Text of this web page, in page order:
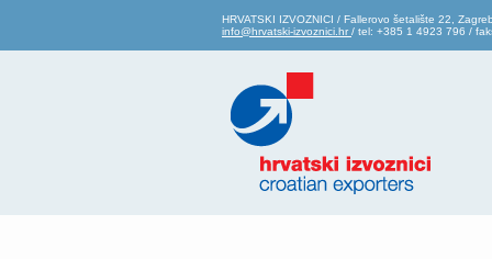
HRVATSKI IZVOZNICI / Fallerovo šetalište 22,
info@hrvatski-izvoznici.hr / tel: +385 1 4923 796 /